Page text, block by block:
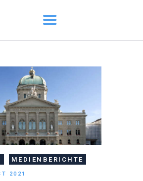
ES
MEDIENBERICHTE
2021